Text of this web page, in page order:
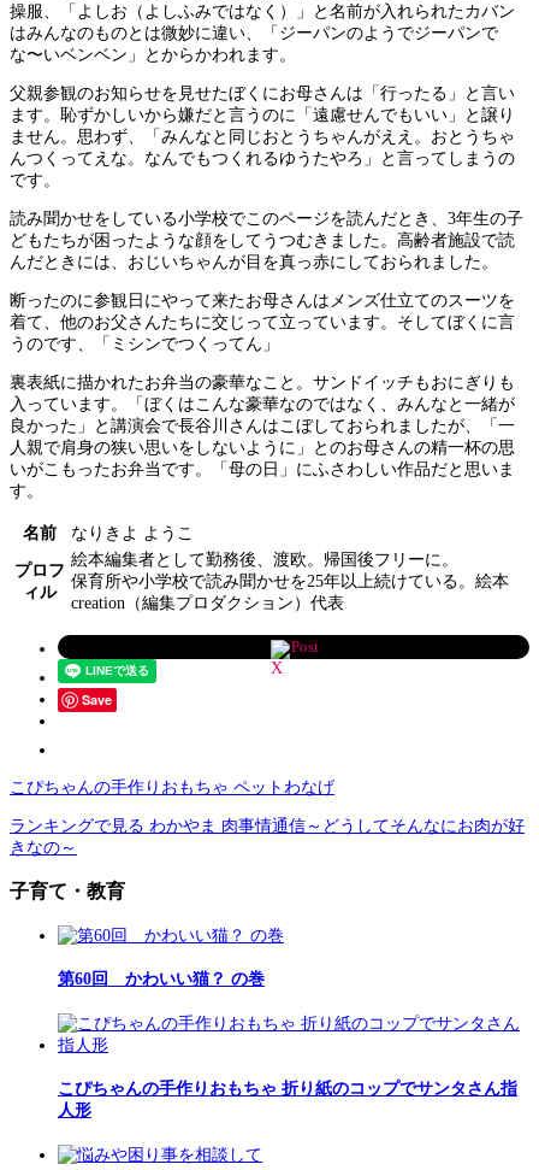
操服、「よしお（よしふみではなく）」と名前が入れられたカバン
はみんなのものとは微妙に違い、「ジーパンのようでジーパンで
な〜いベンベン」とからかわれます。
父親参観のお知らせを見せたぼくにお母さんは「行ったる」と言い
ます。恥ずかしいから嫌だと言うのに「遠慮せんでもいい」と譲り
ません。思わず、「みんなと同じおとうちゃんがええ。おとうちゃ
んつくってえな。なんでもつくれるゆうたやろ」と言ってしまうの
です。
読み聞かせをしている小学校でこのページを読んだとき、3年生の子
どもたちが困ったような顔をしてうつむきました。高齢者施設で読
んだときには、おじいちゃんが目を真っ赤にしておられました。
断ったのに参観日にやって来たお母さんはメンズ仕立てのスーツを
着て、他のお父さんたちに交じって立っています。そしてぼくに言
うのです、「ミシンでつくってん」
裏表紙に描かれたお弁当の豪華なこと。サンドイッチもおにぎりも
入っています。「ぼくはこんな豪華なのではなく、みんなと一緒が
良かった」と講演会で長谷川さんはこぼしておられましたが、「一
人親で肩身の狭い思いをしないように」とのお母さんの精一杯の思
いがこもったお弁当です。「母の日」にふさわしい作品だと思いま
す。
名前 なりきよ ようこ
プロフ
ィル
絵本編集者として勤務後、渡欧。帰国後フリーに。
保育所や小学校で読み聞かせを25年以上続けている。絵本
creation（編集プロダクション）代表
Post
Save
こぴちゃんの手作りおもちゃ ペットわなげ
ランキングで見る わかやま 肉事情通信～どうしてそんなにお肉が好
きなの～
子育て・教育
第60回 かわいい猫？ の巻
こぴちゃんの手作りおもちゃ 折り紙のコップでサンタさん指
人形